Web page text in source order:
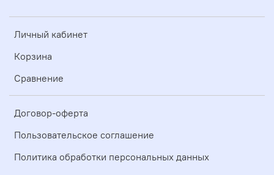
Личный кабинет
Корзина
Сравнение
Договор-оферта
Пользовательское соглашение
Политика обработки персональных данных